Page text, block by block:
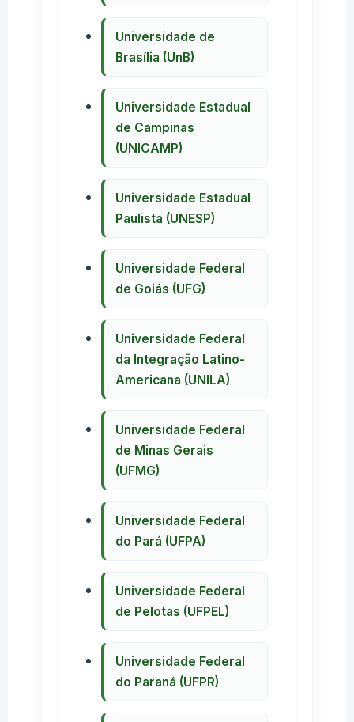
Universidade de
Brasília (UnB)
Universidade Estadual
de Campinas
(UNICAMP)
Universidade Estadual
Paulista (UNESP)
Universidade Federal
de Goiás (UFG)
Universidade Federal
da Integração Latino-
Americana (UNILA)
Universidade Federal
de Minas Gerais
(UFMG)
Universidade Federal
do Pará (UFPA)
Universidade Federal
de Pelotas (UFPEL)
Universidade Federal
do Paraná (UFPR)